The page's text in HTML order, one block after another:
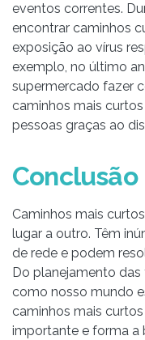
eventos correntes.
encontrar caminhos
exposição ao vírus
exemplo, no último
supermercado fazer
caminhos mais
pessoas graças ao
Conclusão
Caminhos mais
lugar a outro. Têm
de rede e podem
Do planejamento
como nosso mundo
caminhos mais
importante e forma a